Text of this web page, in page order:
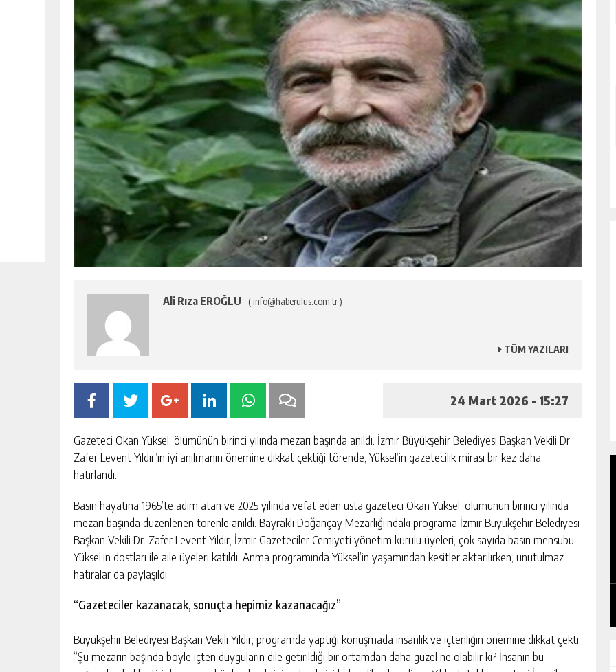
Ali Rıza EROĞLU ( info@haberulus.com.tr )
TÜM YAZILARI
24 Mart 2026 - 15:27
Gazeteci Okan Yüksel, ölümünün birinci yılında mezarı başında anıldı. İzmir Büyükşehir Belediyesi Başkan Vekili Dr.
Zafer Levent Yıldır’ın iyi anılmanın önemine dikkat çektiği törende, Yüksel’in gazetecilik mirası bir kez daha
hatırlandı.
Basın hayatına 1965’te adım atan ve 2025 yılında vefat eden usta gazeteci Okan Yüksel, ölümünün birinci yılında
mezarı başında düzenlenen törenle anıldı. Bayraklı Doğançay Mezarlığı’ndaki programa İzmir Büyükşehir Belediyesi
Başkan Vekili Dr. Zafer Levent Yıldır, İzmir Gazeteciler Cemiyeti yönetim kurulu üyeleri, çok sayıda basın mensubu,
Yüksel’in dostları ile aile üyeleri katıldı. Anma programında Yüksel’in yaşamından kesitler aktarılırken, unutulmaz
hatıralar da paylaşıldı
“Gazeteciler kazanacak, sonuçta hepimiz kazanacağız”
Büyükşehir Belediyesi Başkan Vekili Yıldır, programda yaptığı konuşmada insanlık ve içtenliğin önemine dikkat çekti.
“Şu mezarın başında böyle içten duyguların dile getirildiği bir ortamdan daha güzel ne olabilir ki? İnsanın bu
RÜYADA ÇANTA GÖRMEK NEYE
IŞARETTIR?
OTO ÇILINGIR HIZMETI ALIRKEN DIKKAT
EDILMESI GEREKENLER